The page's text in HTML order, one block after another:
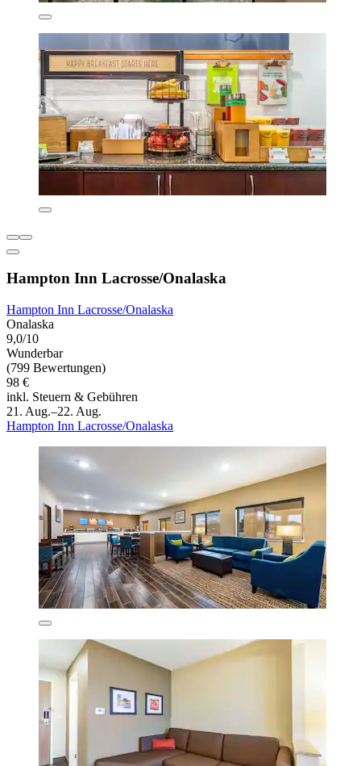
Hampton Inn Lacrosse/Onalaska
Hampton Inn Lacrosse/Onalaska
Onalaska
9,0/10
Wunderbar
(799 Bewertungen)
98 €
inkl. Steuern & Gebühren
21. Aug.–22. Aug.
Hampton Inn Lacrosse/Onalaska